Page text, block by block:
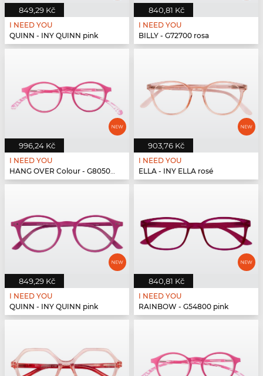
849,29 Kč
I NEED YOU
QUINN - INY QUINN pink
840,81 Kč
I NEED YOU
BILLY - G72700 rosa
996,24 Kč
I NEED YOU
HANG OVER Colour - G80500 pink
903,76 Kč
I NEED YOU
ELLA - INY ELLA rosé
849,29 Kč
I NEED YOU
QUINN - INY QUINN pink
840,81 Kč
I NEED YOU
RAINBOW - G54800 pink